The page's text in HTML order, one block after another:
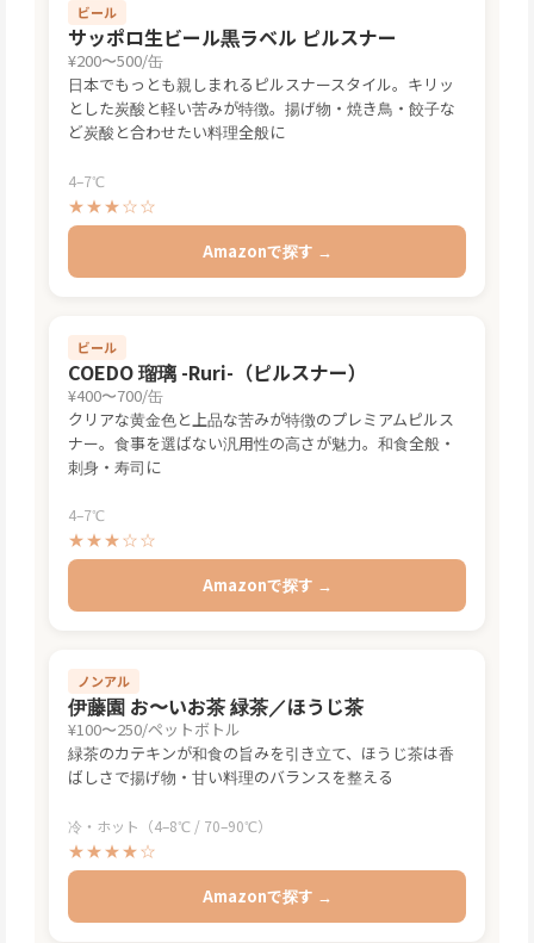
ビール
サッポロ生ビール黒ラベル ピルスナー
¥200〜500/缶
日本でもっとも親しまれるピルスナースタイル。キリッ
とした炭酸と軽い苦みが特徴。揚げ物・焼き鳥・餃子な
ど炭酸と合わせたい料理全般に
4–7℃
★★★☆☆
Amazonで探す →
ビール
COEDO 瑠璃 -Ruri-（ピルスナー）
¥400〜700/缶
クリアな黄金色と上品な苦みが特徴のプレミアムピルス
ナー。食事を選ばない汎用性の高さが魅力。和食全般・
刺身・寿司に
4–7℃
★★★☆☆
Amazonで探す →
ノンアル
伊藤園 お〜いお茶 緑茶／ほうじ茶
¥100〜250/ペットボトル
緑茶のカテキンが和食の旨みを引き立て、ほうじ茶は香
ばしさで揚げ物・甘い料理のバランスを整える
冷・ホット（4–8℃ / 70–90℃）
★★★★☆
Amazonで探す →